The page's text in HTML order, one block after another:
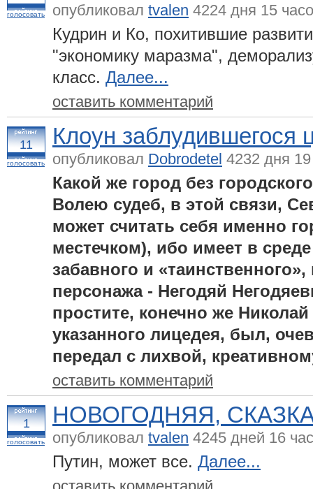
голосовать опубликовал tvalen 4224 дня 15
Кудрин и Ко, похитившие
"экономику маразма",
класс. Далее...
оставить комментарий
11
голосовать
Клоун заблудившегося
опубликовал Dobrodetel 4232 дня
Какой же город без
Волею судеб, в этой связи,
может считать себя именно
местечком), ибо имеет в
забавного и
персонажа - Негодяй
простите, конечно же
указанного лицедея, был,
передал с лихвой,
оставить комментарий
1
голосовать
НОВОГОДНЯЯ,
опубликовал tvalen 4245 дней 16
Путин, может все. Далее...